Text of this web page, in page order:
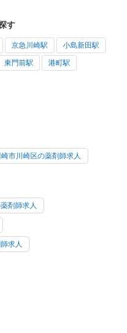
す
京急川崎駅 小島新田駅
東門前駅 港町駅
市川崎区の薬剤師求人
剤師求人
求人